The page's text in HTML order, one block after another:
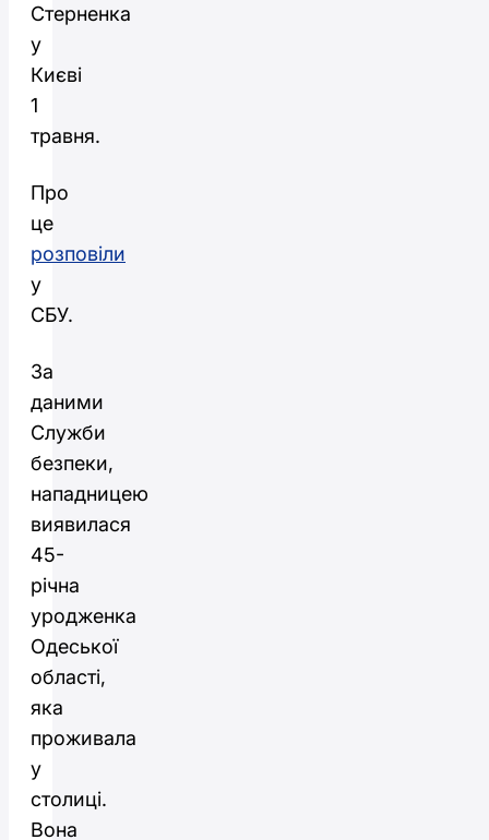
Стерненка
у
Києві
1
травня.
Про
це
розповіли
у
СБУ.
За
даними
Служби
безпеки,
нападницею
виявилася
45-
річна
уродженка
Одеської
області,
яка
проживала
у
столиці.
Вона